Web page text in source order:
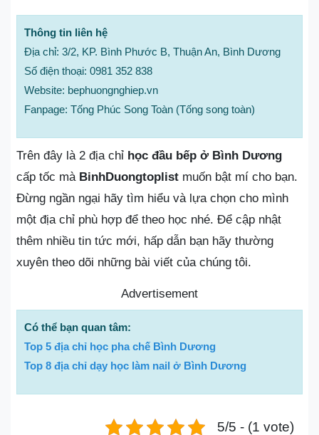
Thông tin liên hệ
Địa chỉ: 3/2, KP. Bình Phước B, Thuận An, Bình Dương
Số điện thoại: 0981 352 838
Website: bephuongnghiep.vn
Fanpage: Tống Phúc Song Toàn (Tống song toàn)
Trên đây là 2 địa chỉ học đầu bếp ở Bình Dương
cấp tốc mà BinhDuongtoplist muốn bật mí cho bạn.
Đừng ngần ngại hãy tìm hiểu và lựa chọn cho mình
một địa chỉ phù hợp để theo học nhé. Để cập nhật
thêm nhiều tin tức mới, hấp dẫn bạn hãy thường
xuyên theo dõi những bài viết của chúng tôi.
Advertisement
Có thể bạn quan tâm:
Top 5 địa chỉ học pha chế Bình Dương
Top 8 địa chỉ dạy học làm nail ở Bình Dương
5/5 - (1 vote)